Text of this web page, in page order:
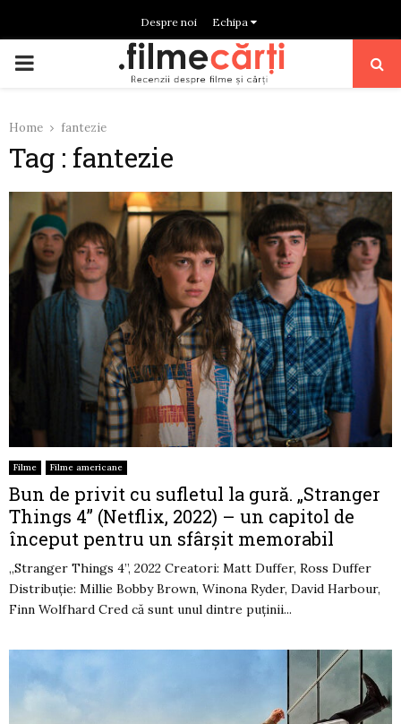
Despre noi Echipa
PRIMARY
Home fantezie
Tag : fantezie
Filme Filme americane
Bun de privit cu sufletul la gură. „Stranger
Things 4” (Netflix, 2022) – un capitol de
început pentru un sfârșit memorabil
„Stranger Things 4”, 2022 Creatori: Matt Duffer, Ross Duffer
Distribuție: Millie Bobby Brown, Winona Ryder, David Harbour,
Finn Wolfhard Cred că sunt unul dintre puținii...